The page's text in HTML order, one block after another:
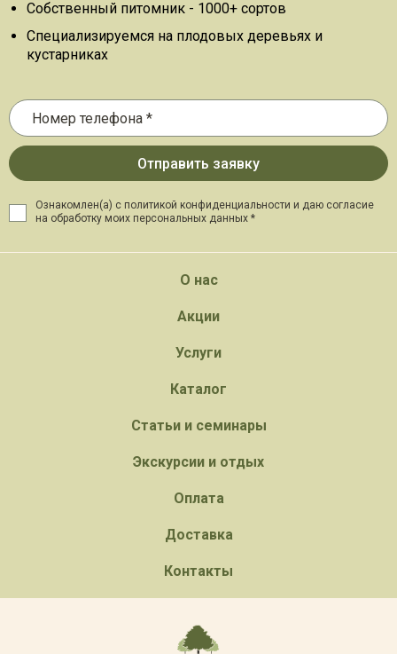
Собственный питомник - 1000+ сортов
Специализируемся на плодовых деревьях и
кустарниках
Ознакомлен(а) с политикой конфиденциальности и даю согласие
на обработку моих персональных данных *
О нас
Акции
Услуги
Каталог
Статьи и семинары
Экскурсии и отдых
Оплата
Доставка
Контакты